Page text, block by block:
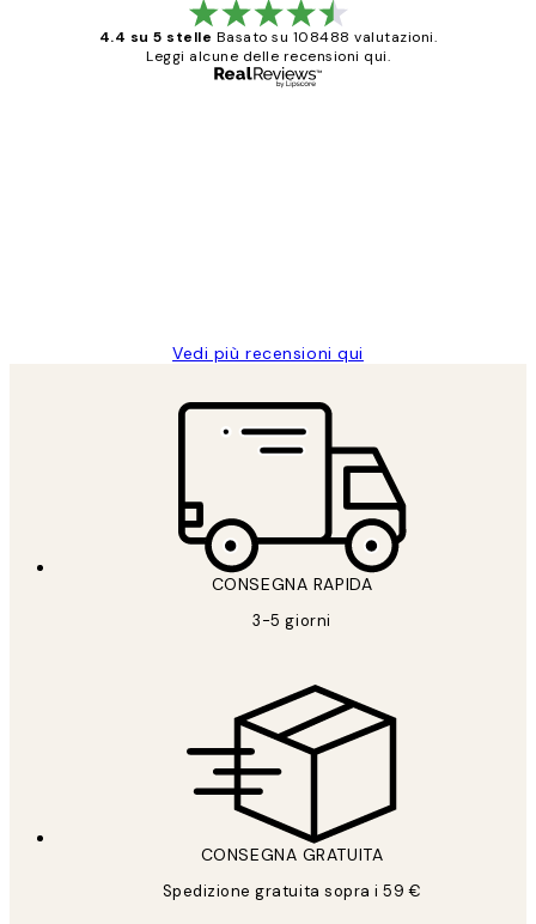
4.4 su 5 stelle Basato su 108488 valutazioni.
Leggi alcune delle recensioni qui.
Vedi più recensioni qui
CONSEGNA RAPIDA
3-5 giorni
CONSEGNA GRATUITA
Spedizione gratuita sopra i 59 €